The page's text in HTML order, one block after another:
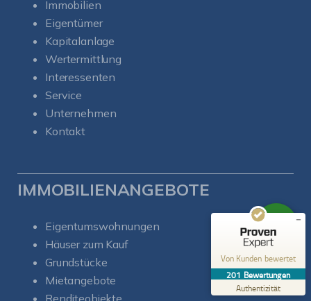
Immobilien
Eigentümer
Kapitalanlage
Wertermittlung
Interessenten
Service
Unternehmen
Kontakt
IMMOBILIENANGEBOTE
Eigentumswohnungen
Häuser zum Kauf
Grundstücke
Mietangebote
Renditeobjekte
Von Kunden bewertet
201 Bewertungen
Authentizität
ProvenExpert.com
5,00
/
5,00
50
Bewertungen auf
ProvenExpert.com
Bewertungen von
1
Blick aufs ProvenExpert-Profil werfen
06.08.2026